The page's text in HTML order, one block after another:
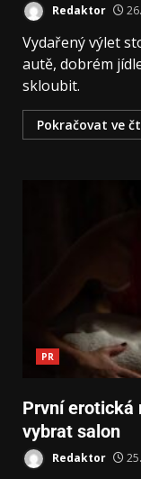
Redaktor
Vydařený výlet
autě, dobrém
skloubit.
Pokračovat ve
PR
První erotická
vybrat salon
Redaktor